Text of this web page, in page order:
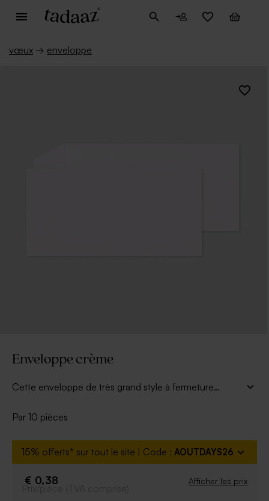
vœux → enveloppe
Enveloppe crème
Cette enveloppe de très grand style à fermeture
annonce.
Par 10 pièces
15% offerts* sur tout le site | Code : AOUTDAYS26
€ 0,38 Afficher les prix
Prix/pièce (TVA comprise)